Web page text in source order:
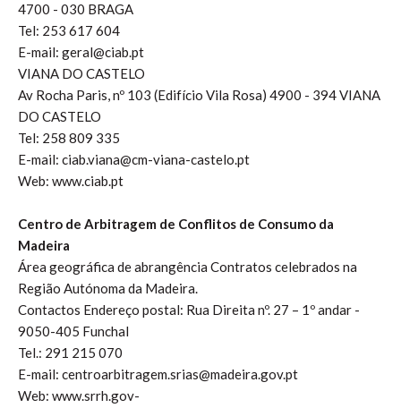
4700 - 030 BRAGA
Tel: 253 617 604
E-mail: geral@ciab.pt
VIANA DO CASTELO
Av Rocha Paris, nº 103 (Edifício Vila Rosa) 4900 - 394 VIANA
DO CASTELO
Tel: 258 809 335
E-mail: ciab.viana@cm-viana-castelo.pt
Web: www.ciab.pt
Centro de Arbitragem de Conflitos de Consumo da
Madeira
Área geográfica de abrangência Contratos celebrados na
Região Autónoma da Madeira.
Contactos Endereço postal: Rua Direita nº. 27 – 1º andar -
9050-405 Funchal
Tel.: 291 215 070
E-mail: centroarbitragem.srias@madeira.gov.pt
Web: www.srrh.gov-